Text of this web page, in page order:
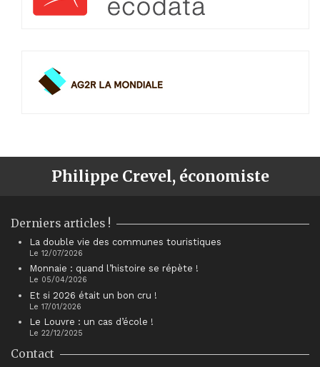
Philippe Crevel, économiste
Derniers articles !
La double vie des communes touristiques
Le 12/07/2026
Monnaie : quand l’histoire se répète !
Le 05/04/2026
Et si 2026 était un bon cru !
Le 17/01/2026
Le Louvre : un cas d’école !
Le 22/12/2025
Contact